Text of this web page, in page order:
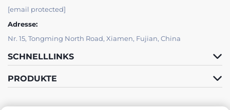
[email protected]
Adresse:
Nr. 15, Tongming North Road, Xiamen, Fujian, China
SCHNELLLINKS
PRODUKTE